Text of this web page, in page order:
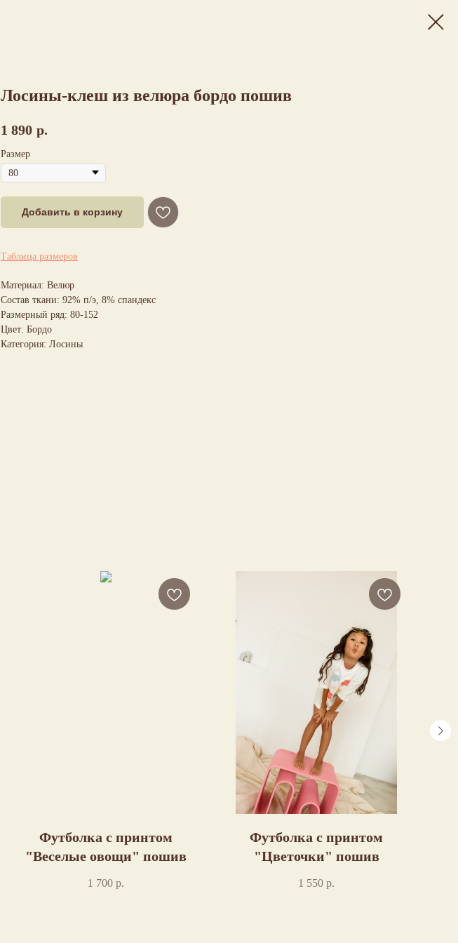
Лосины-клеш из велюра бордо пошив
1 890 р.
Размер
Добавить в корзину
Таблица размеров
Материал: Велюр
Состав ткани: 92% п/э, 8% спандекс
Размерный ряд: 80-152
Цвет: Бордо
Категория: Лосины
Футболка с принтом
"Веселые овощи" пошив
1 700 р.
Футболка с принтом
"Цветочки" пошив
1 550 р.